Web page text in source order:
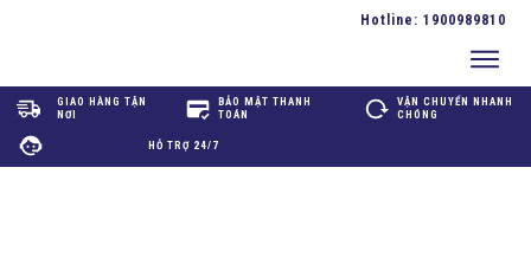
Hotline: 1900989810
GIAO HÀNG TẬN
NƠI
BẢO MẬT THANH
TOÁN
VẬN CHUYỂN NHANH
CHÓNG
HỖ TRỢ 24/7